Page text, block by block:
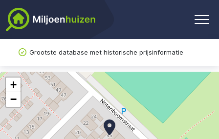
Grootste database met historische prijsinformatie
+
−